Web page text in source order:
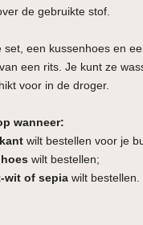
de gebruikte stof.
een kussenhoes en
een rits. Je kunt ze
voor in de droger.
wanneer:
wilt bestellen voor je
wilt bestellen;
wit of sepia wilt bestellen.